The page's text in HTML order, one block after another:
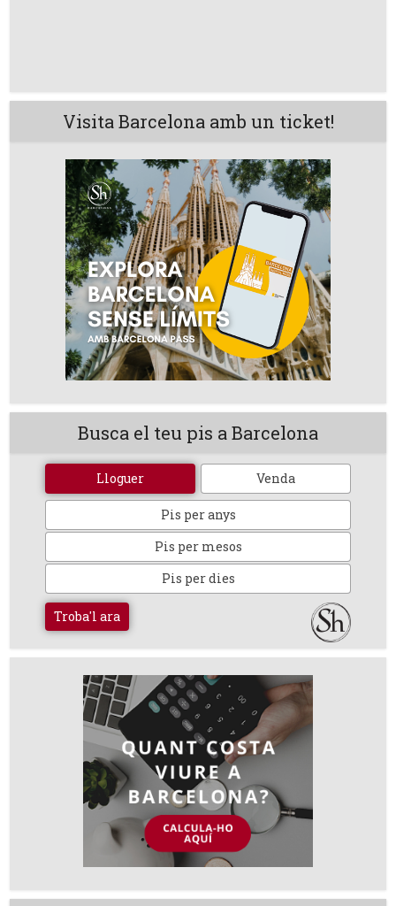
Visita Barcelona amb un ticket!
Busca el teu pis a Barcelona
Lloguer Venda
Pis per anys
Pis per mesos
Pis per dies
Troba'l ara